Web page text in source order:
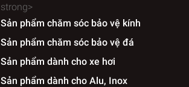
strong>
Sản phẩm chăm sóc bảo vệ kính
Sản phẩm chăm sóc bảo vệ đá
Sản phẩm dành cho xe hơi
Sản phẩm dành cho Alu, Inox